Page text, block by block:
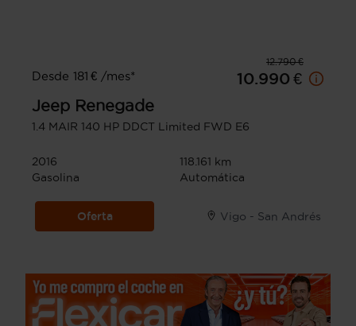
12.790 €
Desde 181 € /mes*
10.990 €
Jeep Renegade
1.4 MAIR 140 HP DDCT Limited FWD E6
2016
118.161 km
Gasolina
Automática
Oferta Vigo - San Andrés